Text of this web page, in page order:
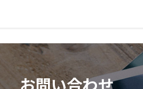
お問い合わせ